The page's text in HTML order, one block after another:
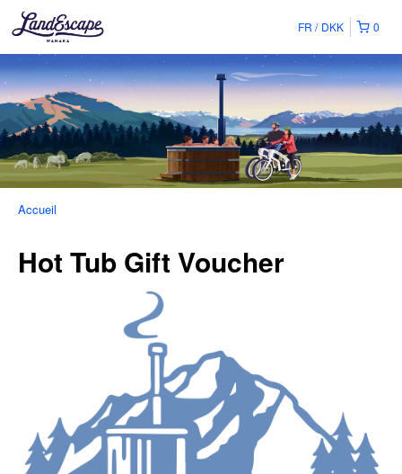
0
FR DKK
Accueil
Hot Tub Gift Voucher